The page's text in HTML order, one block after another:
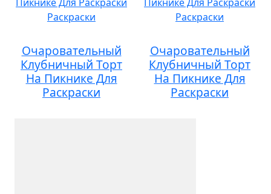
Очаровательный
Клубничный Торт
На Пикнике Для
Раскраски
Очаровательный
Клубничный Торт
На Пикнике Для
Раскраски